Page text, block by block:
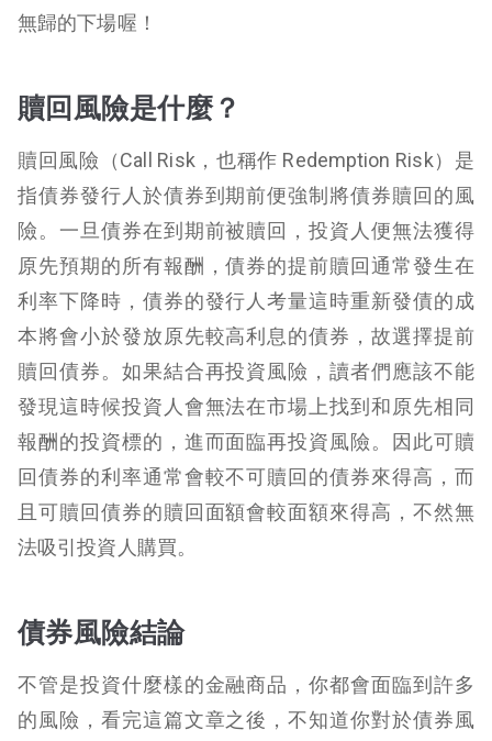
無歸的下場喔！
贖回風險是什麼？
贖回風險（Call Risk，也稱作 Redemption Risk）是
指債券發行人於債券到期前便強制將債券贖回的風
險。一旦債券在到期前被贖回，投資人便無法獲得
原先預期的所有報酬，債券的提前贖回通常發生在
利率下降時，債券的發行人考量這時重新發債的成
本將會小於發放原先較高利息的債券，故選擇提前
贖回債券。如果結合再投資風險，讀者們應該不能
發現這時候投資人會無法在市場上找到和原先相同
報酬的投資標的，進而面臨再投資風險。因此可贖
回債券的利率通常會較不可贖回的債券來得高，而
且可贖回債券的贖回面額會較面額來得高，不然無
法吸引投資人購買。
債券風險結論
不管是投資什麼樣的金融商品，你都會面臨到許多
的風險，看完這篇文章之後，不知道你對於債券風